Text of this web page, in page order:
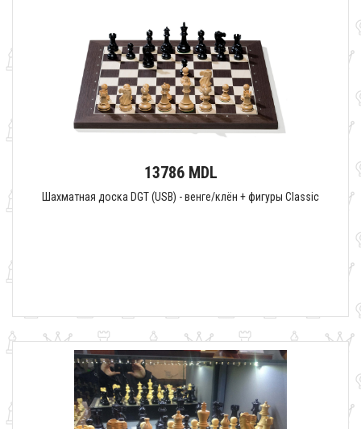
13786 MDL
Шахматная доска DGT (USB) - венге/клён + фигуры Classic